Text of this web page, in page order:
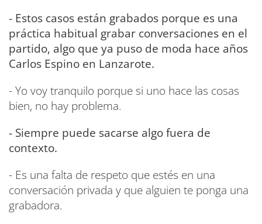
- Estos casos están grabados porque es una
práctica habitual grabar conversaciones en el
partido, algo que ya puso de moda hace años
Carlos Espino en Lanzarote.
- Yo voy tranquilo porque si uno hace las cosas
bien, no hay problema.
- Siempre puede sacarse algo fuera de
contexto.
- Es una falta de respeto que estés en una
conversación privada y que alguien te ponga una
grabadora.